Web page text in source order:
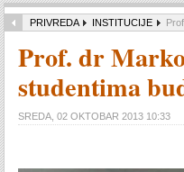
PRIVREDA INSTITUCIJE
Prof. dr
studentima
SREDA, 02 OKTOBAR 2013 10:33